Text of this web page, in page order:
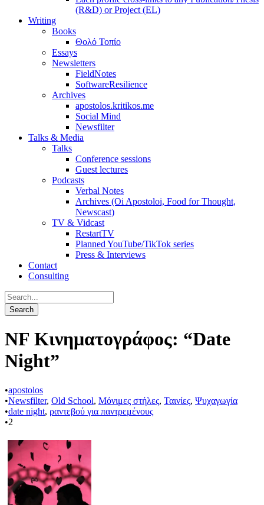
(R&D) or Project (EL)
Writing
Books
Θολό Τοπίο
Essays
Newsletters
FieldNotes
SoftwareResilience
Archives
apostolos.kritikos.me
Social Mind
Newsfilter
Talks & Media
Talks
Conference sessions
Guest lectures
Podcasts
Verbal Notes
Archives (Oi Apostoloi, Food for Thought,
Newscast)
TV & Vidcast
RestartTV
Planned YouTube/TikTok series
Press & Interviews
Contact
Consulting
NF Κινηματογράφος: “Date
Night”
•apostolos
•Newsfilter, Old School, Μόνιμες στήλες, Ταινίες, Ψυχαγωγία
•date night, ραντεβού για παντρεμένους
•2